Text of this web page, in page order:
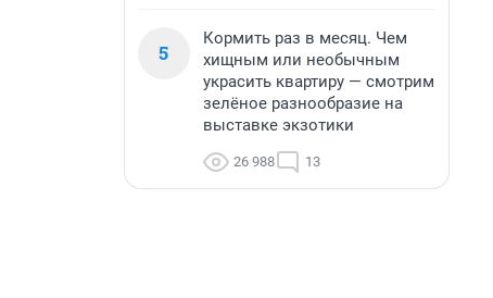
5
Кормить раз в месяц. Чем
хищным или необычным
украсить квартиру — смотрим
зелёное разнообразие на
выставке экзотики
26 988 13